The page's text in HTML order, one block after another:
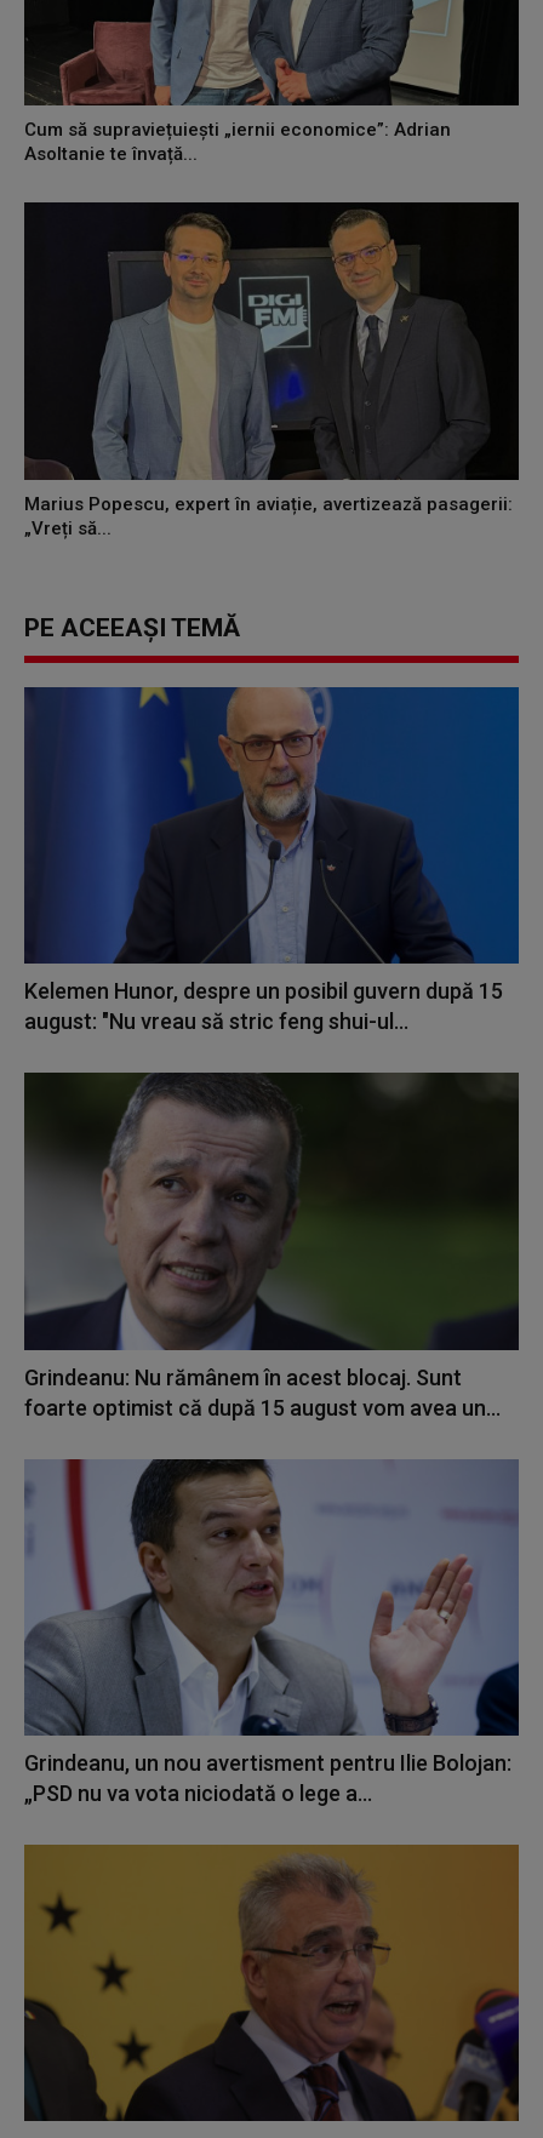
Cum să supraviețuiești „iernii economice”: Adrian
Asoltanie te învață...
Marius Popescu, expert în aviație, avertizează pasagerii:
„Vreți să...
PE ACEEAȘI TEMĂ
Kelemen Hunor, despre un posibil guvern după 15
august: "Nu vreau să stric feng shui-ul...
Grindeanu: Nu rămânem în acest blocaj. Sunt
foarte optimist că după 15 august vom avea un...
Grindeanu, un nou avertisment pentru Ilie Bolojan:
„PSD nu va vota niciodată o lege a...